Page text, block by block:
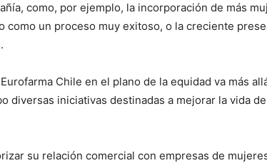
como, por ejemplo, la incorporación de más
como un proceso muy exitoso, o la creciente
Chile en el plano de la equidad va más
diversas iniciativas destinadas a mejorar la vida
su relación comercial con empresas de